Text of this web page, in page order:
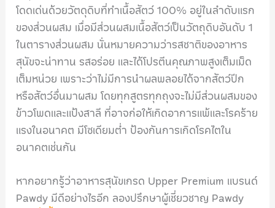
โดดเด่นด้วยวัตดุดิบที่ทำเนื้อสัตว์ 100% อยู่ในลำดับแรก
ของส่วนผสม เมื่อมีส่วนผสมเนื้อสัตว์เป็นวัตถุดิบอันดับ 1
ในตารางส่วนผสม นั่นหมายความว่ารสชาติของอาหาร
สุนัขจะน่าทาน รสอร่อย และได้โปรตีนคุณภาพสูงเต็มเม็ด
เต็มหน่วย เพราะว่าไม่มีการนำผลพลอยได้จากสัตว์ปีก
หรือสัตว์อื่นมาผสม โดยทุกสูตรทุกถุงจะไม่มีส่วนผสมของ
ข้าวโพดและแป้งสาลี ที่อาจก่อให้เกิดอาการแพ้และโรคร้าย
แรงในอนาคต มีโซเดียมต่ำ ป้องกันการเกิดโรคไตใน
อนาคตเช่นกัน
หากอยากรู้ว่าอาหารสุนัขเกรด Upper Premium แบรนด์
Pawdy มีดีอย่างไรอีก ลองปรึกษาผู้เชี่ยวชาญ Pawdy